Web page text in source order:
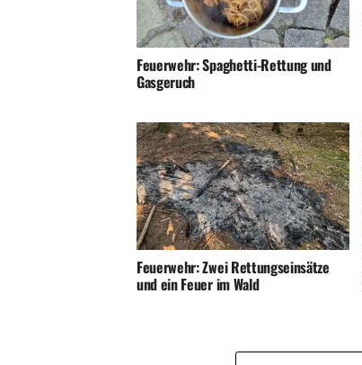
Feuerwehr: Spaghetti-Rettung und
Gasgeruch
Feuerwehr: Zwei Rettungseinsätze
und ein Feuer im Wald